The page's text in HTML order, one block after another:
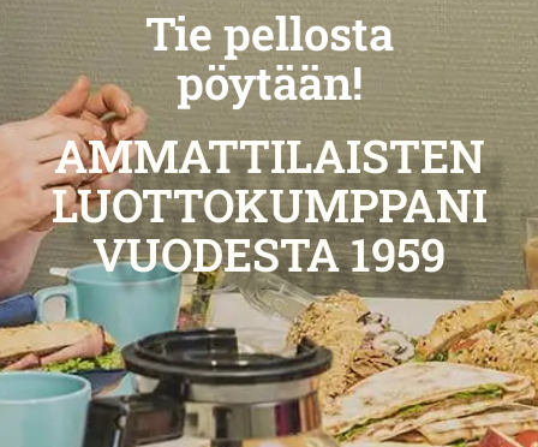
Tie pellosta
pöytään!
AMMATTILAISTEN
LUOTTOKUMPPANI
VUODESTA 1959